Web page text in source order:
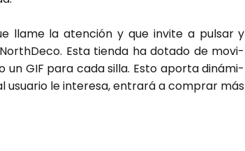
lla­me la aten­ción y que invi­te a pul­sar y
Esta tien­da ha dota­do de movi­
un GIF para cada silla. Esto apor­ta diná­mi­
usua­rio le intere­sa, entra­rá a com­prar más